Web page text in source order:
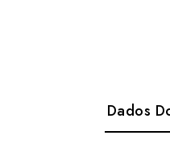
Dados